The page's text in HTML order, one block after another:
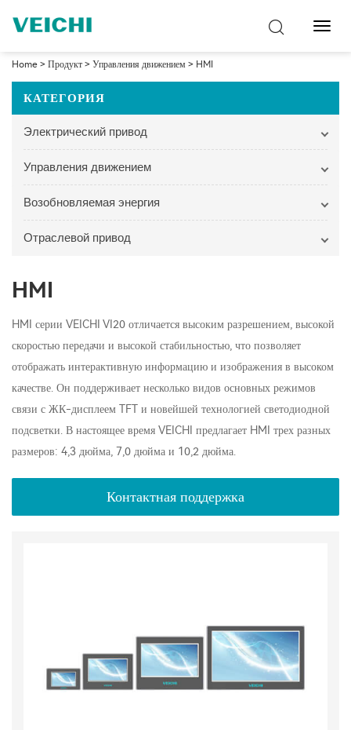
Home > Продукт > Управления движением > HMI
КАТЕГОРИЯ
Электрический привод
Управления движением
Возобновляемая энергия
Отраслевой привод
HMI
HMI серии VEICHI VI20 отличается высоким разрешением, высокой
скоростью передачи и высокой стабильностью, что позволяет
отображать интерактивную информацию и изображения в высоком
качестве. Он поддерживает несколько видов основных режимов
связи с ЖК-дисплеем TFT и новейшей технологией светодиодной
подсветки. В настоящее время VEICHI предлагает HMI трех разных
размеров: 4,3 дюйма, 7,0 дюйма и 10,2 дюйма.
Контактная поддержка